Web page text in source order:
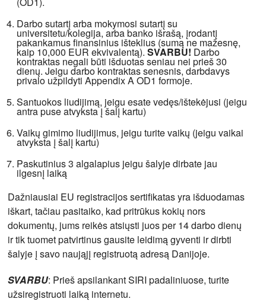
Darbo sutartį arba mokymosi sutartį su
universitetu/kolegija, arba banko išrašą, įrodantį
pakankamus finansinius išteklius (sumą ne mažesnę,
kaip 10,000 EUR ekvivalentą).SVARBU! Darbo
kontraktas negali būti išduotas seniau nei prieš 30
dienų. Jeigu darbo kontraktas senesnis, darbdavys
privalo užpildyti Appendix A OD1 formoje.
Santuokos liudijimą, jeigu esate vedęs/ištekėjusi (jeigu
antra puse atvyksta į šalį kartu)
Vaikų gimimo liudijimus, jeigu turite vaikų (jeigu vaikai
atvyksta į šalį kartu)
Paskutinius 3 algalapius jeigu šalyje dirbate jau
ilgesnį laiką
Dažniausiai EU registracijos sertifikatas yra išduodamas
iškart, tačiau pasitaiko, kad pritrūkus kokių nors
dokumentų, jums reikės atsiųsti juos per 14 darbo dienų
ir tik tuomet patvirtinus gausite leidimą gyventi ir dirbti
šalyje į savo naująjį registruotą adresą Danijoje.
SVARBU: Prieš apsilankant SIRI padaliniuose, turite
užsiregistruoti laiką internetu.